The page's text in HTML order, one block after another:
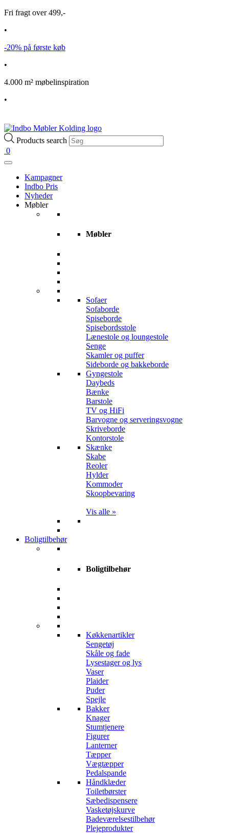
Fri fragt over 499,-
•
-20% på første køb
•
4.000 m² møbelinspiration
•
Products search
0
Kampagner
Indbo Pris
Nyheder
Møbler
Møbler
Sofaer
Sofaborde
Spiseborde
Spisebordsstole
Lænestole og loungestole
Senge
Skamler og puffer
Sideborde og bakkeborde
Gyngestole
Daybeds
Bænke
Barstole
TV og HiFi
Barvogne og serveringsvogne
Skriveborde
Kontorstole
Skænke
Skabe
Reoler
Hylder
Kommoder
Skoopbevaring
Vis alle »
Boligtilbehør
Boligtilbehør
Køkkenartikler
Sengetøj
Skåle og fade
Lysestager og lys
Vaser
Plaider
Puder
Spejle
Bakker
Knager
Stumtjenere
Figurer
Lanterner
Tæpper
Vægtæpper
Pedalspande
Håndklæder
Toiletbørster
Sæbedispensere
Vasketøjskurve
Badeværelsestilbehør
Plejeprodukter